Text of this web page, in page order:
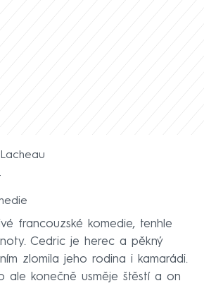
francouzské komedie, tenhle
Cedric je herec a pěkný
zlomila jeho rodina i kamarádi.
ale konečně usměje štěstí a on